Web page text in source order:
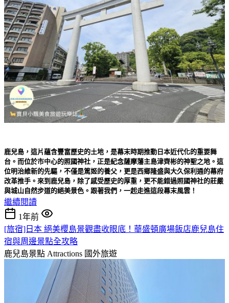
鹿兒島，這片蘊含豐富歷史的土地，是幕末時期推動日本近代化的重要舞
台。而位於市中心的照國神社，正是紀念薩摩藩主島津齊彬的神聖之地。這
位明治維新的先驅，不僅是篤姬的養父，更是西鄉隆盛與大久保利通的幕府
改革推手。來到鹿兒島，除了感受歷史的厚重，更不能錯過照國神社的莊嚴
與城山自然步道的絕美景色。跟著我們，一起走進這段幕末風雲！
繼續閱讀
1年前
[旅宿]日本 絕美櫻島景觀盡收眼底！華盛頓廣場飯店鹿兒島住
宿與周邊景點全攻略
鹿兒島景點 Attractions 國外旅遊